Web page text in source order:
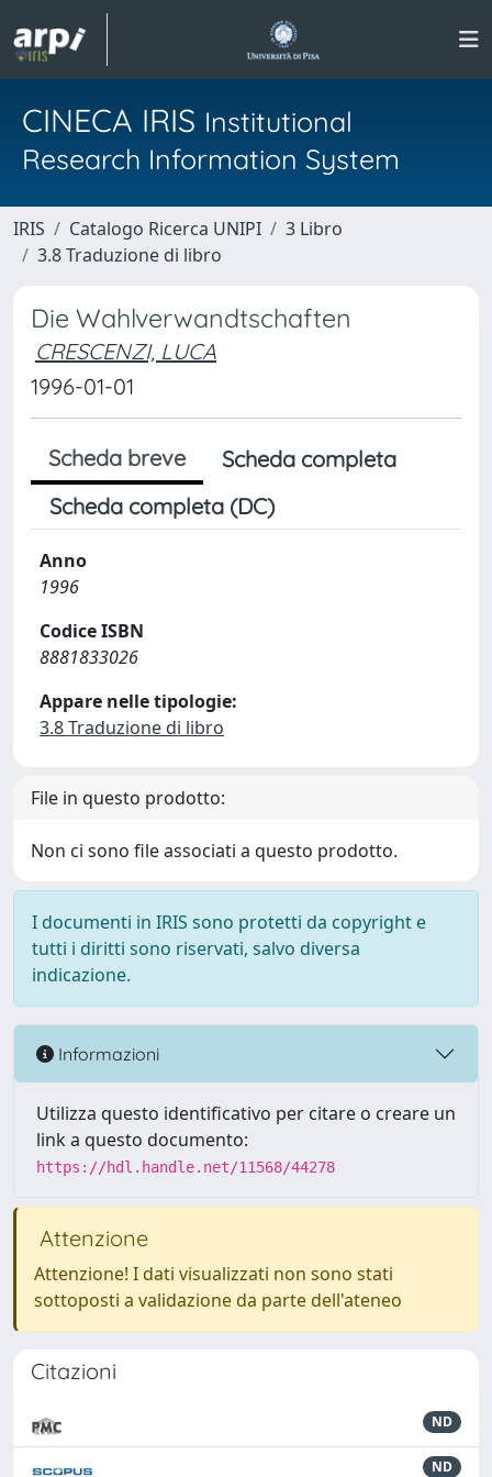
CINECA IRIS Institutional
Research Information System
IRIS Catalogo Ricerca UNIPI
3 Libro
3.8 Traduzione di libro
Die Wahlverwandtschaften
CRESCENZI, LUCA
1996-01-01
Scheda breve
Scheda completa
Scheda completa (DC)
Anno
1996
Codice ISBN
8881833026
Appare nelle tipologie:
3.8 Traduzione di libro
File in questo prodotto:
Non ci sono file associati a questo prodotto.
I documenti in IRIS sono protetti da copyright e
tutti i diritti sono riservati, salvo diversa
indicazione.
Informazioni
Utilizza questo identificativo per citare o creare un
link a questo documento:
https://hdl.handle.net/11568/44278
Attenzione
Attenzione! I dati visualizzati non sono stati
sottoposti a validazione da parte dell'ateneo
Citazioni
ND
ND